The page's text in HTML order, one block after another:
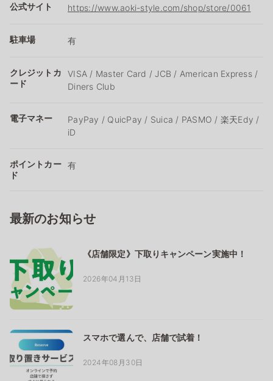
公式サイト https://www.aoki-style.com/shop/store/0061
駐車場 有
クレジットカ
ード
VISA / Master Card / JCB / American Express /
Diners Club
電子マネー
PayPay / QuicPay / Suica / PASMO / 楽天Edy /
iD
ポイントカー
ド
有
最新のお知らせ
《店舗限定》下取りキャンペーン実施中！
2026年04月13日
スマホで選んで、店舗で試着！
2024年08月30日